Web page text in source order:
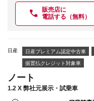
販売店に
電話する（無料）
日産 日産プレミアム認定中古車
据置払クレジット対象車
ノート
1.2 X 弊社元展示・試乗車